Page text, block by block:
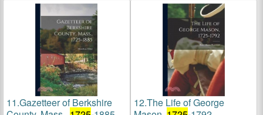
11.Gazetteer of Berkshire
12.The Life of George